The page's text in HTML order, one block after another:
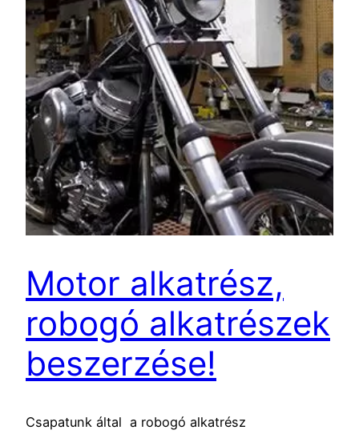
Motor alkatrész,
robogó alkatrészek
beszerzése!
Csapatunk által a robogó alkatrész